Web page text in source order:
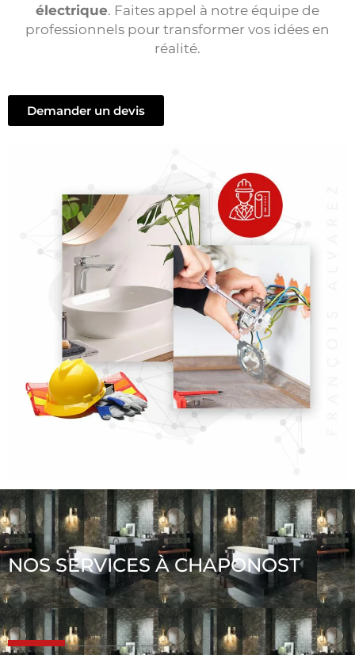
électrique. Faites appel à notre équipe de
professionnels pour transformer vos idées en
réalité.
Demander un devis
NOS SERVICES À CHAPONOST